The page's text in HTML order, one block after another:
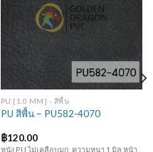
Wishlist
PU [1.0 MM] - สีพื้น
PU สีพื้น – PU582-4070
฿120.00
หนัง PU ไม่เคลือบมุก ความหนา 1 มิล หน้า